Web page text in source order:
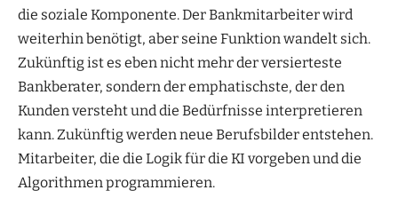
die soziale Komponente. Der Bankmitarbeiter wird
weiterhin benötigt, aber seine Funktion wandelt sich.
Zukünftig ist es eben nicht mehr der versierteste
Bankberater, sondern der emphatischste, der den
Kunden versteht und die Bedürfnisse interpretieren
kann. Zukünftig werden neue Berufsbilder entstehen.
Mitarbeiter, die die Logik für die KI vorgeben und die
Algorithmen programmieren.